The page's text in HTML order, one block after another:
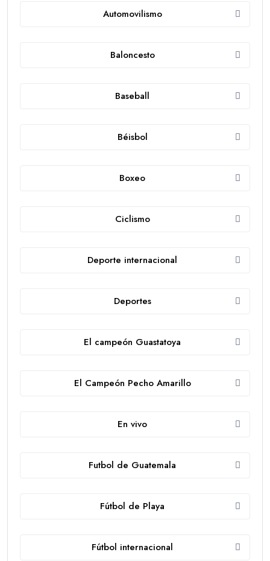
Automovilismo
Baloncesto
Baseball
Béisbol
Boxeo
Ciclismo
Deporte internacional
Deportes
El campeón Guastatoya
El Campeón Pecho Amarillo
En vivo
Futbol de Guatemala
Fútbol de Playa
Fútbol internacional